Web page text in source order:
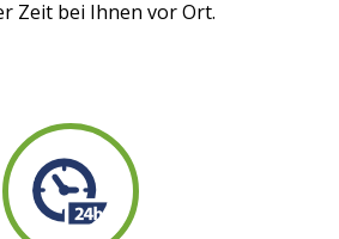
Zeit bei Ihnen vor Ort.